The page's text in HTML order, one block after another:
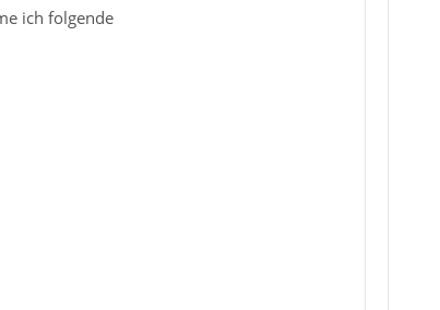
ich folgende